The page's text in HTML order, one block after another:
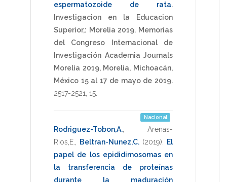
espermatozoide de rata.
Investigacion en la Educacion
Superior,: Morelia 2019. Memorias
del Congreso Internacional de
Investigación Academia Journals
Morelia 2019, Morelia, Michoacán,
México 15 al 17 de mayo de 2019.
2517-2521, 15.
Nacional
Rodriguez-Tobon,A., Arenas-
Rios,E., Beltran-Nunez,C. (2019). El
papel de los epididimosomas en
la transferencia de proteínas
durante la maduración